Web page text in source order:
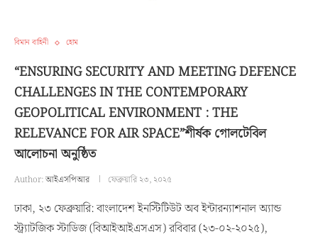
বিমান বাহিনী হোম
“ENSURING SECURITY AND MEETING DEFENCE
CHALLENGES IN THE CONTEMPORARY
GEOPOLITICAL ENVIRONMENT : THE
RELEVANCE FOR AIR SPACE”শীর্ষক গোলটেবিল
আলোচনা অনুষ্ঠিত
Author:আইএসপিআর ফেব্রুয়ারি ২৩, ২০২৫
ঢাকা, ২৩ ফেব্রুয়ারি: বাংলাদেশ ইনস্টিটিউট অব ইন্টারন্যাশনাল অ্যান্ড
স্ট্র্যাটজিক স্টাডিজ (বিআইআইএসএস) রবিবার (২৩-০২-২০২৫),